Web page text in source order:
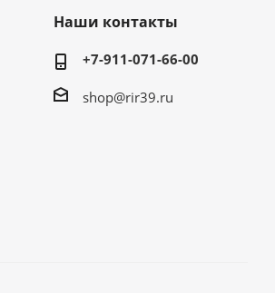
Наши контакты
+7-911-071-66-00
shop@rir39.ru